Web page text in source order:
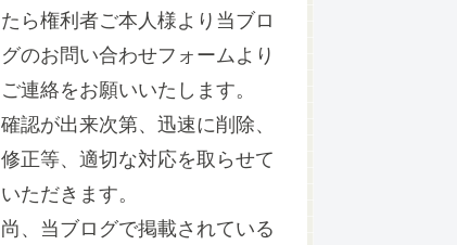
たら権利者ご本人様より当ブロ
グのお問い合わせフォームより
ご連絡をお願いいたします。
確認が出来次第、迅速に削除、
修正等、適切な対応を取らせて
いただきます。
尚、当ブログで掲載されている